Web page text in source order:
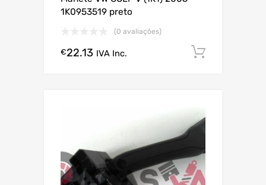
1K0953519 preto
(0 avaliações)
€22.13 IVA Inc.